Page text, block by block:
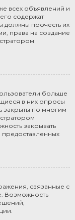
всех объявлений и
содержат
должны прочесть их
права на создание
больше
в них опросы
закрыты по многим
закрывать
предоставленных
связанные с
Возможность